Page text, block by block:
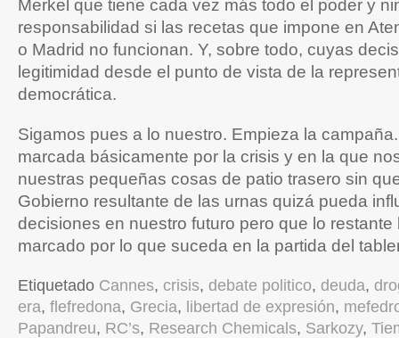
Merkel que tiene cada vez más todo el poder y
responsabilidad si las recetas que impone en
o Madrid no funcionan. Y, sobre todo, cuyas
legitimidad desde el punto de vista de la
democrática.
Sigamos pues a lo nuestro. Empieza la
marcada básicamente por la crisis y en la que
nuestras pequeñas cosas de patio trasero sin
Gobierno resultante de las urnas quizá pueda
decisiones en nuestro futuro pero que lo restante
marcado por lo que suceda en la partida del
Etiquetado Cannes, crisis, debate politico, deuda,
era, flefredona, Grecia, libertad de expresión,
Papandreu, RC’s, Research Chemicals, Sarkozy,